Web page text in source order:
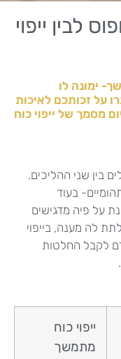
לבין ייפוי
ימונה לו
על זכותכם לאיכות
מסמך של ייפוי כוח
בין שני ההליכים.
בעוד
על פיה מדגישים
לה מענה, בייפוי
לקבל החלטות
ייפוי כוח
מתמשך